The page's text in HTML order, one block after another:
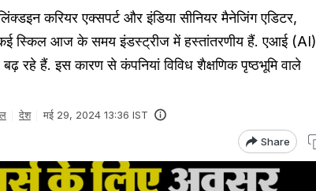
करियर एक्सपर्ट और इंडिया सीनियर मैनेजिंग एडिटर,
कई स्किल आज के समय इंडस्ट्रीज में हस्तांतरणीय हैं. एआई (AI)
हैं. इस कारण से कंपनियां विविध शैक्षणिक पृष्ठभूमि वाले
देश मई 29, 2024 13:36 IST
Share